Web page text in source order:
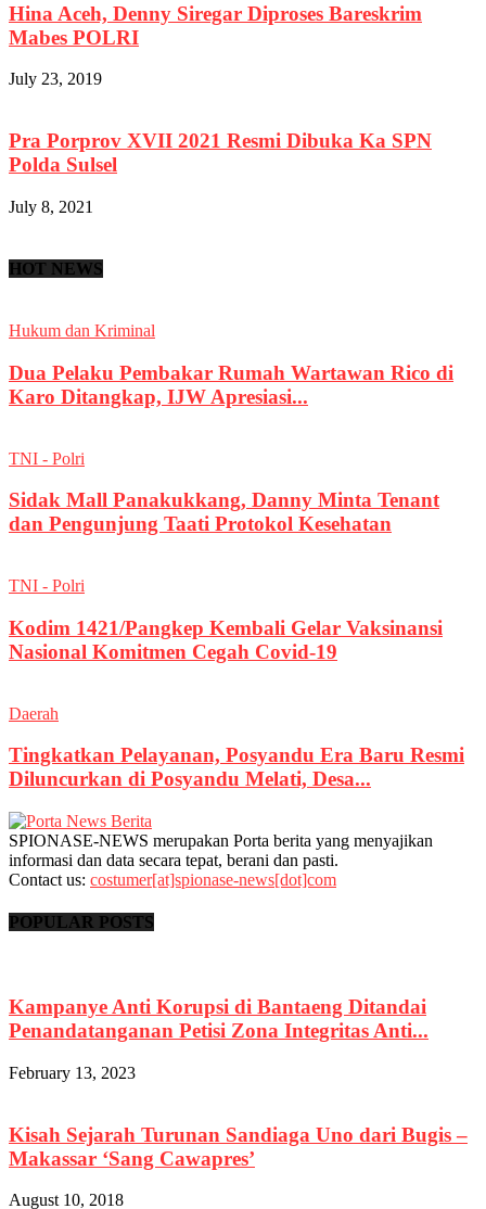
Hina Aceh, Denny Siregar Diproses Bareskrim
Mabes POLRI
July 23, 2019
Pra Porprov XVII 2021 Resmi Dibuka Ka SPN
Polda Sulsel
July 8, 2021
HOT NEWS
Hukum dan Kriminal
Dua Pelaku Pembakar Rumah Wartawan Rico di
Karo Ditangkap, IJW Apresiasi...
TNI - Polri
Sidak Mall Panakukkang, Danny Minta Tenant
dan Pengunjung Taati Protokol Kesehatan
TNI - Polri
Kodim 1421/Pangkep Kembali Gelar Vaksinansi
Nasional Komitmen Cegah Covid-19
Daerah
Tingkatkan Pelayanan, Posyandu Era Baru Resmi
Diluncurkan di Posyandu Melati, Desa...
SPIONASE-NEWS merupakan Porta berita yang menyajikan
informasi dan data secara tepat, berani dan pasti.
Contact us: costumer[at]spionase-news[dot]com
POPULAR POSTS
Kampanye Anti Korupsi di Bantaeng Ditandai
Penandatanganan Petisi Zona Integritas Anti...
February 13, 2023
Kisah Sejarah Turunan Sandiaga Uno dari Bugis –
Makassar ‘Sang Cawapres’
August 10, 2018